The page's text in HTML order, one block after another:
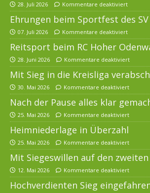
28. Juli 2026 Kommentare deaktiviert
Ehrungen beim Sportfest des
07. Juli 2026 Kommentare deaktiviert
Reitsport beim RC Hoher
28. Juni 2026 Kommentare deaktiviert
Mit Sieg in die Kreisliga
30. Mai 2026 Kommentare deaktiviert
Nach der Pause alles klar
25. Mai 2026 Kommentare deaktiviert
Heimniederlage in Überzahl
25. Mai 2026 Kommentare deaktiviert
Mit Siegeswillen auf den
12. Mai 2026 Kommentare deaktiviert
Hochverdienten Sieg